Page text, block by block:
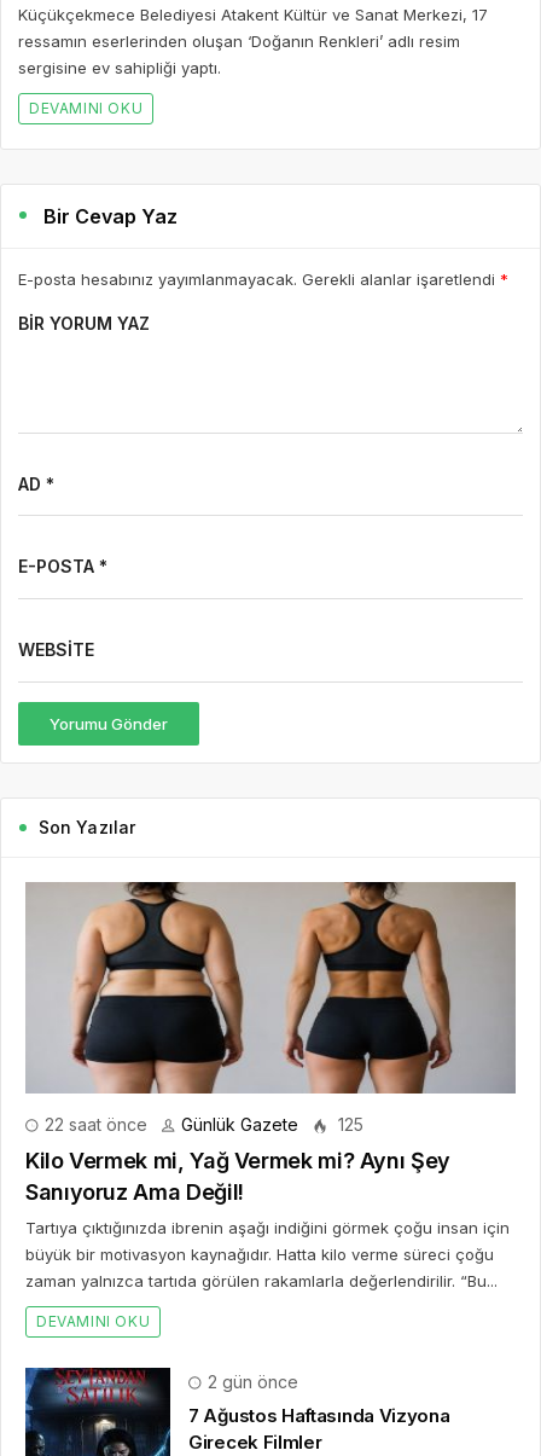
Küçükçekmece Belediyesi Atakent Kültür ve Sanat Merkezi, 17
ressamın eserlerinden oluşan ‘Doğanın Renkleri’ adlı resim
sergisine ev sahipliği yaptı.
DEVAMINI OKU
Bir Cevap Yaz
E-posta hesabınız yayımlanmayacak. Gerekli alanlar işaretlendi *
BIR YORUM YAZ
AD *
E-POSTA *
WEBSITE
Yorumu Gönder
Son Yazılar
22 saat önce Günlük Gazete 125
Kilo Vermek mi, Yağ Vermek mi? Aynı Şey
Sanıyoruz Ama Değil!
Tartıya çıktığınızda ibrenin aşağı indiğini görmek çoğu insan için
büyük bir motivasyon kaynağıdır. Hatta kilo verme süreci çoğu
zaman yalnızca tartıda görülen rakamlarla değerlendirilir. “Bu...
DEVAMINI OKU
2 gün önce
7 Ağustos Haftasında Vizyona
Girecek Filmler